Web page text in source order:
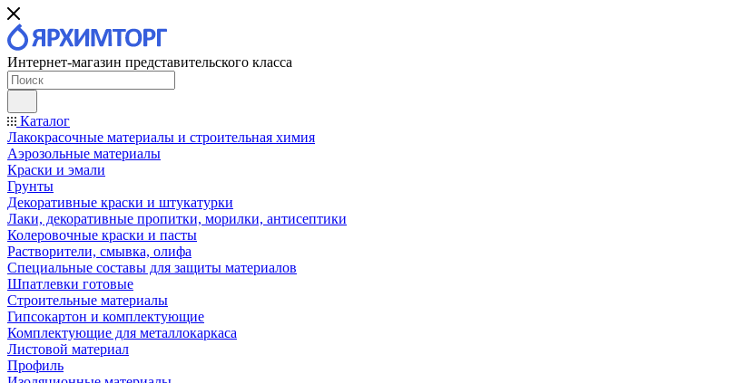
Интернет-магазин представительского класса
Каталог
Лакокрасочные материалы и строительная химия
Аэрозольные материалы
Краски и эмали
Грунты
Декоративные краски и штукатурки
Лаки, декоративные пропитки, морилки, антисептики
Колеровочные краски и пасты
Растворители, смывка, олифа
Специальные составы для защиты материалов
Шпатлевки готовые
Строительные материалы
Гипсокартон и комплектующие
Комплектующие для металлокаркаса
Листовой материал
Профиль